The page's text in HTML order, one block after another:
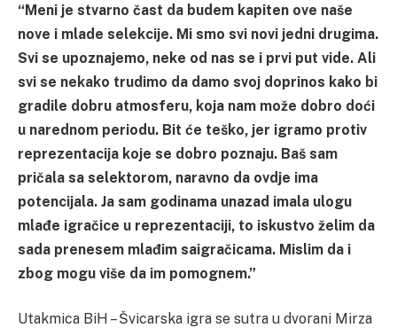
“Meni je stvarno čast da budem kapiten ove naše
nove i mlade selekcije. Mi smo svi novi jedni drugima.
Svi se upoznajemo, neke od nas se i prvi put vide. Ali
svi se nekako trudimo da damo svoj doprinos kako bi
gradile dobru atmosferu, koja nam može dobro doći
u narednom periodu. Bit će teško, jer igramo protiv
reprezentacija koje se dobro poznaju. Baš sam
pričala sa selektorom, naravno da ovdje ima
potencijala. Ja sam godinama unazad imala ulogu
mlađe igračice u reprezentaciji, to iskustvo želim da
sada prenesem mlađim saigračicama. Mislim da i
zbog mogu više da im pomognem.”
Utakmica BiH – Švicarska igra se sutra u dvorani Mirza